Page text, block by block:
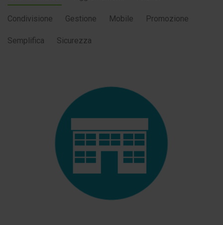
Condivisione Gestione Mobile Promozione
Semplifica Sicurezza